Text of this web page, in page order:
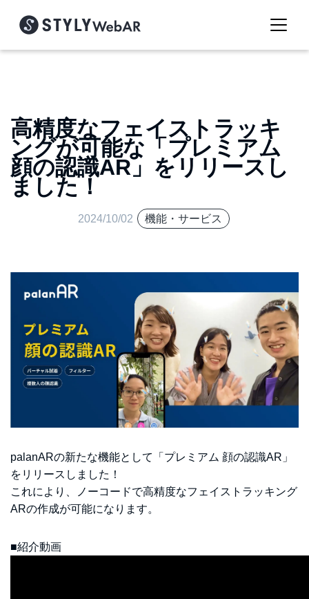
高精度なフェイストラッキ
ングが可能な「プレミアム
顔の認識AR」をリリースし
ました！
2024/10/02 機能・サービス
palanARの新たな機能として「プレミアム 顔の認識AR」
をリリースしました！
これにより、ノーコードで高精度なフェイストラッキング
ARの作成が可能になります。
■紹介動画